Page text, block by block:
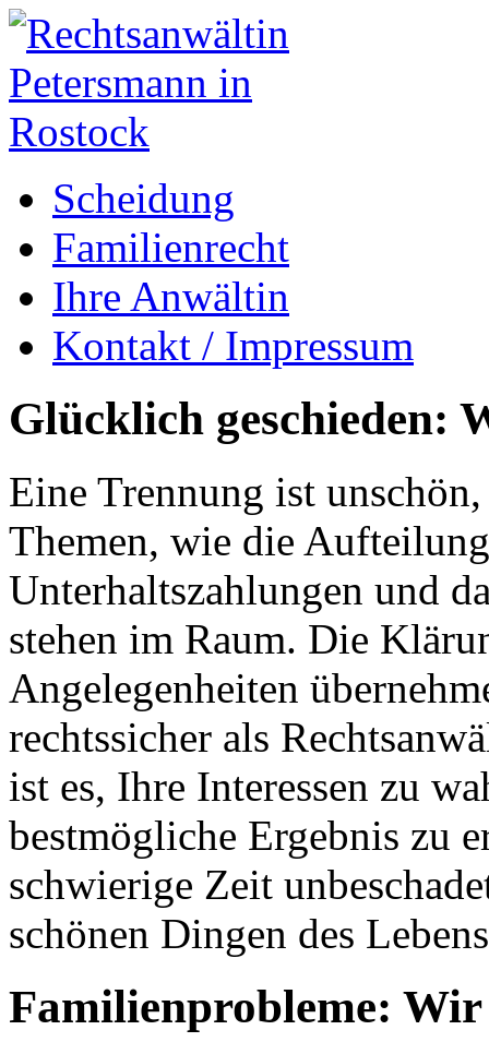
Scheidung
Familienrecht
Ihre Anwältin
Kontakt / Impressum
Glücklich geschieden:
Eine Trennung ist
Themen, wie die
Unterhaltszahlungen und
stehen im Raum. Die
Angelegenheiten
rechtssicher als
ist es, Ihre Interessen zu
bestmögliche Ergebnis zu
schwierige Zeit
schönen Dingen des
Familienprobleme: Wir